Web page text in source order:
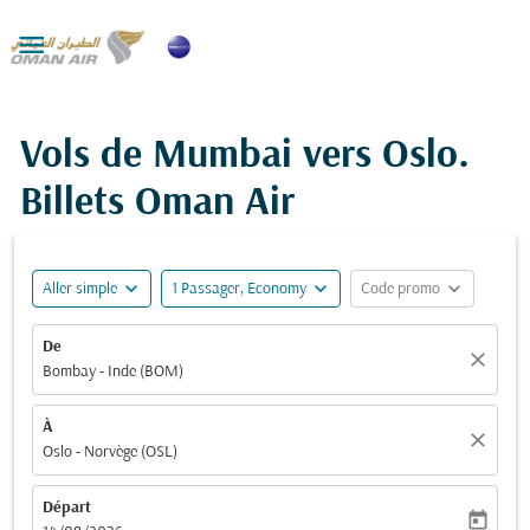

Vols de Mumbai vers Oslo.
Billets Oman Air
Aller simple expand_more 1 Passager, Economy expand_more Code promo expand_more
De
Bombay - Inde (BOM)
close
À
Oslo - Norvège (OSL)
close
Départ
today